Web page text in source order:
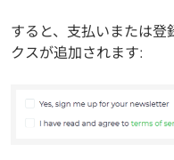
すると、支払いまたは登
クスが追加されます: